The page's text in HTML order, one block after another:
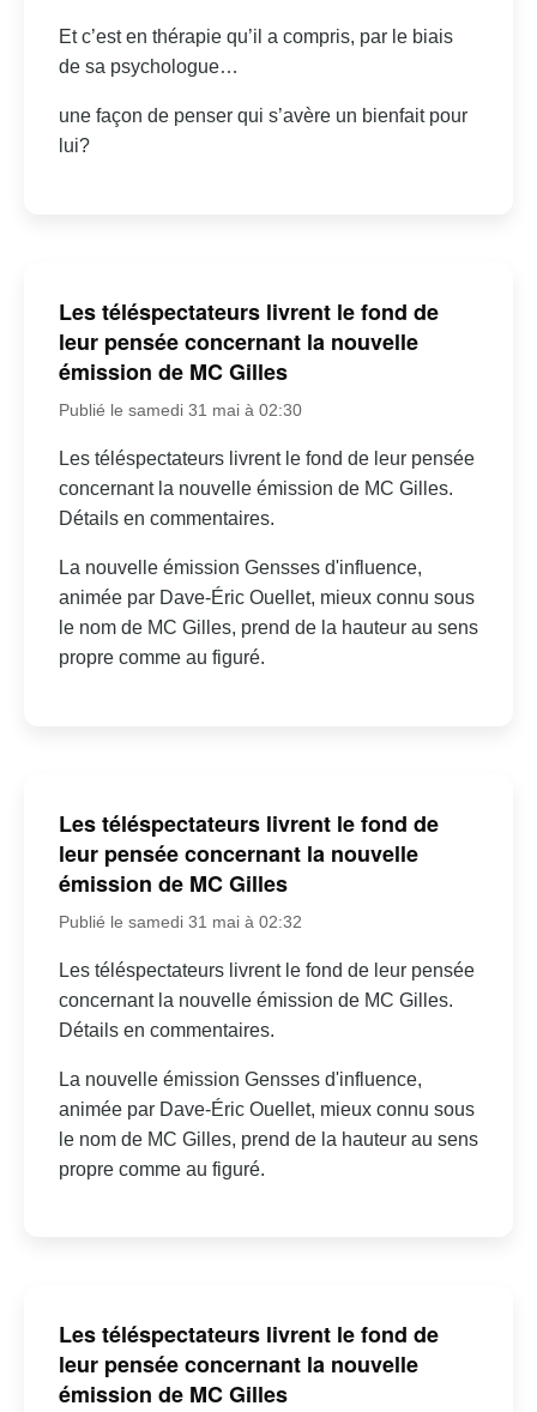
Et c’est en thérapie qu’il a compris, par le biais
de sa psychologue…
une façon de penser qui s’avère un bienfait pour
lui?
Les téléspectateurs livrent le fond de
leur pensée concernant la nouvelle
émission de MC Gilles
Publié le samedi 31 mai à 02:30
Les téléspectateurs livrent le fond de leur pensée
concernant la nouvelle émission de MC Gilles.
Détails en commentaires.
La nouvelle émission Gensses d'influence,
animée par Dave-Éric Ouellet, mieux connu sous
le nom de MC Gilles, prend de la hauteur au sens
propre comme au figuré.
Les téléspectateurs livrent le fond de
leur pensée concernant la nouvelle
émission de MC Gilles
Publié le samedi 31 mai à 02:32
Les téléspectateurs livrent le fond de leur pensée
concernant la nouvelle émission de MC Gilles.
Détails en commentaires.
La nouvelle émission Gensses d'influence,
animée par Dave-Éric Ouellet, mieux connu sous
le nom de MC Gilles, prend de la hauteur au sens
propre comme au figuré.
Les téléspectateurs livrent le fond de
leur pensée concernant la nouvelle
émission de MC Gilles